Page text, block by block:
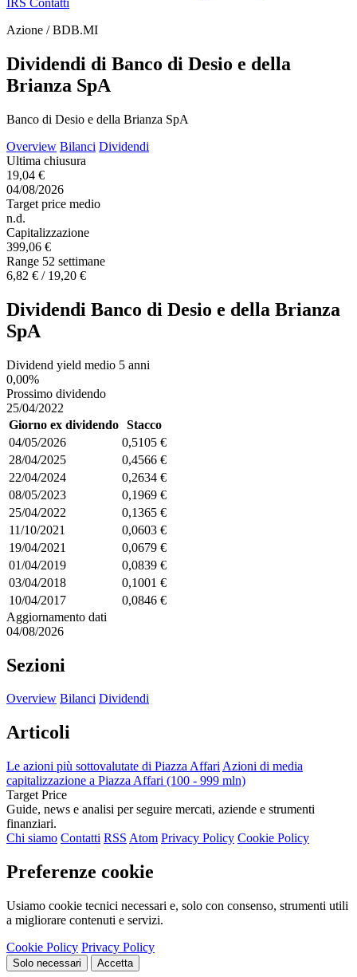
IRS Contatti
Azione / BDB.MI
Dividendi di Banco di Desio e della
Brianza SpA
Banco di Desio e della Brianza SpA
Overview Bilanci Dividendi
Ultima chiusura
19,04 €
04/08/2026
Target price medio
n.d.
Capitalizzazione
399,06 €
Range 52 settimane
6,82 € / 19,20 €
Dividendi Banco di Desio e della Brianza
SpA
Dividend yield medio 5 anni
0,00%
Prossimo dividendo
25/04/2022
Giorno ex dividendo Stacco
04/05/2026
0,5105 €
28/04/2025
0,4566 €
22/04/2024
0,2634 €
08/05/2023
0,1969 €
25/04/2022
0,1365 €
11/10/2021
0,0603 €
19/04/2021
0,0679 €
01/04/2019
0,0839 €
03/04/2018
0,1001 €
10/04/2017
0,0846 €
Aggiornamento dati
04/08/2026
Sezioni
Overview Bilanci Dividendi
Articoli
Le azioni più sottovalutate di Piazza Affari Azioni di media
capitalizzazione a Piazza Affari (100 - 999 mln)
Target Price
Guide, news e analisi per seguire mercati, aziende e strumenti
finanziari.
Chi siamo Contatti RSS Atom Privacy Policy Cookie Policy
Preferenze cookie
Usiamo cookie tecnici necessari e, solo con consenso, strumenti utili
a migliorare contenuti e servizi.
Cookie Policy Privacy Policy
Solo necessari Accetta